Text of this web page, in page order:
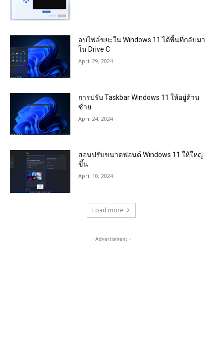
ลบไฟล์ขยะใน Windows 11 ได้พื้นที่กลับมา
ใน Drive C
April 29, 2024
การปรับ Taskbar Windows 11 ให้อยู่ด้าน
ซ้าย
April 24, 2024
สอนปรับขนาดฟอนต์ Windows 11 ให้ใหญ่
ขึ้น
April 10, 2024
Load more
- Advertisment -